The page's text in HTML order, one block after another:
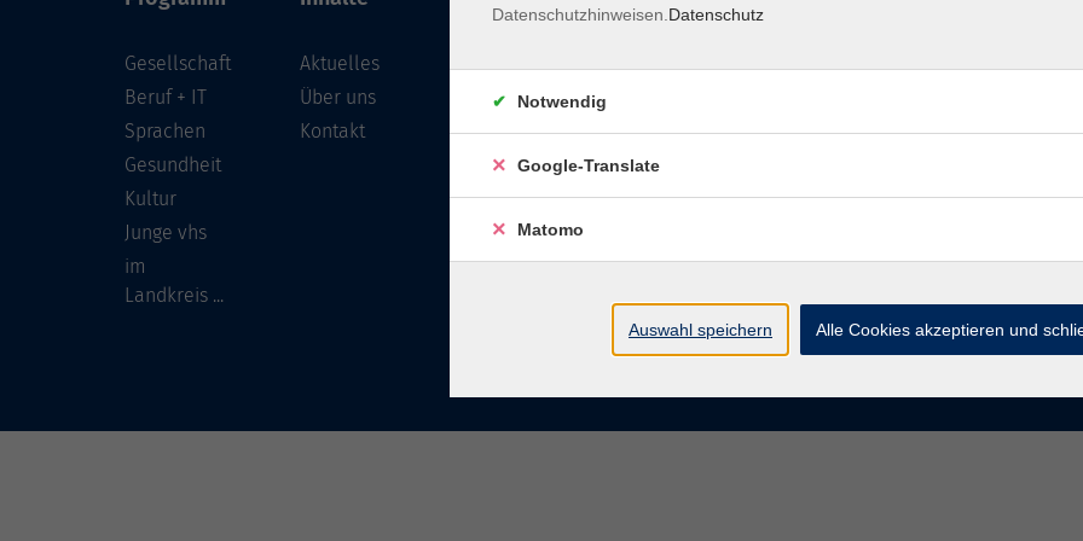
Gesellschaft
Beruf + IT
Sprachen
Gesundheit
Kultur
Junge vhs
im
Landkreis ...
Aktuelles
Über uns
Kontakt
96450 Coburg
info@vhs-coburg.de
Tel: 09561 8825-0
Datenschutzhinweisen. Datenschutz
Notwendig
Google-Translate
Matomo
Auswahl speichern Alle Cookies akzeptieren und